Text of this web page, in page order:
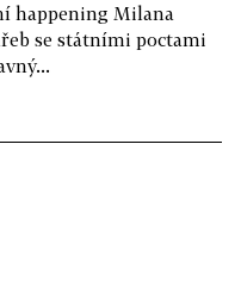
happening Milana
se státními poctami